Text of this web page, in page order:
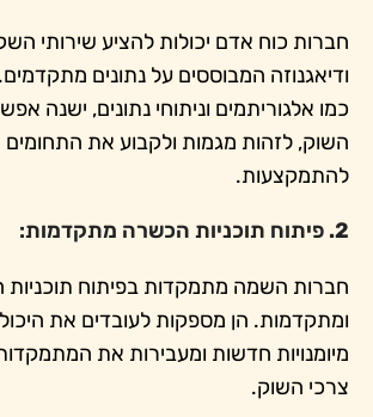
חברות כוח אדם יכולות להציע שירותי
ודיאגנוזה המבוססים על נתונים
כמו אלגוריתמים וניתוחי נתונים, ישנה
השוק, לזהות מגמות ולקבוע את התחומים
להתמקצעות.
2. פיתוח תוכניות הכשרה מתקדמות:
חברות השמה מתמקדות בפיתוח
ומתקדמות. הן מספקות לעובדים את
מיומנויות חדשות ומעבירות את
צרכי השוק.